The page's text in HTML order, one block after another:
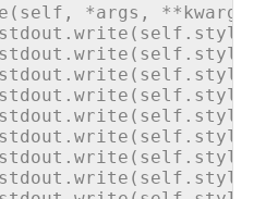
( self, *args, **kwargs